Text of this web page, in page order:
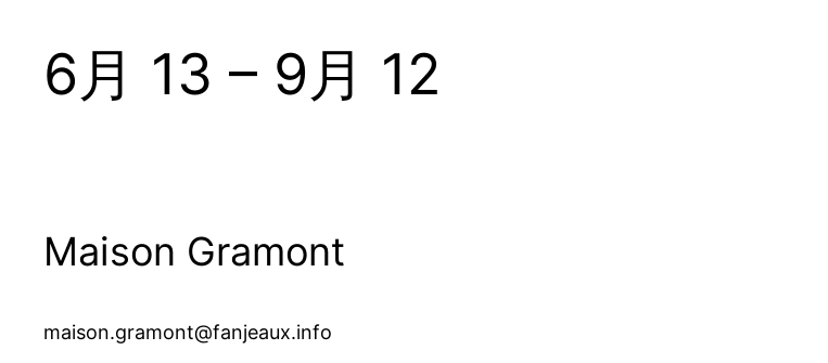
6月 13 – 9月 12
Maison Gramont
maison.gramont@fanjeaux.info